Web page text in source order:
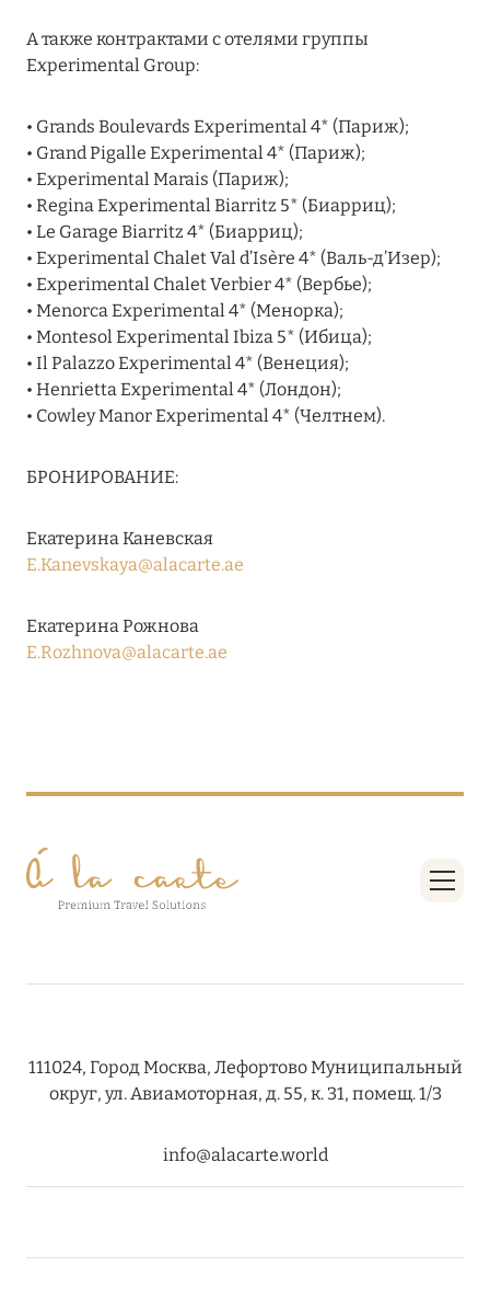
MANDARIN ORIENTAL JUMEIRA — SUITE
Подробнее
13 мая 2025
ЗАБРОНИРУЙТЕ FOUR SEASONS RESORT
DUBAI AT JUMEIRAH BEACH ПО ЛУЧШИМ
ЦЕНАМ
Подробнее
04 апреля 2025
НАПИТКОВ ДЛЯ HB И FB
MANDARIN ORIENTAL JUMEIRA, DUBAI:
СКИДКИ ДО 30 % ОТ СУММЫ КОНТРАКТА НА
RIXOS PREMIUM SAADIYAT ISLAND ABU DHABI:
КОНЦЕПЦИЯ «ВСЁ ВКЛЮЧЕНО – ВСЁ
ЭКСКЛЮЗИВНО»
HÔTEL BARRIÈRE LES NEIGES
Подробнее
А также контрактами с отелями группы
Experimental Group:
• Grands Boulevards Experimental 4* (Париж);
• Grand Pigalle Experimental 4* (Париж);
• Experimental Marais (Париж);
• Regina Experimental Biarritz 5* (Биарриц);
• Le Garage Biarritz 4* (Биарриц);
• Experimental Chalet Val d’Isère 4* (Валь-д’Изер);
• Experimental Chalet Verbier 4* (Вербье);
• Menorca Experimental 4* (Менорка);
• Montesol Experimental Ibiza 5* (Ибица);
• Il Palazzo Experimental 4* (Венеция);
• Henrietta Experimental 4* (Лондон);
• Cowley Manor Experimental 4* (Челтнем).
БРОНИРОВАНИЕ:
Екатерина Каневская
E.Kanevskaya@alacarte.ae
Екатерина Рожнова
E.Rozhnova@alacarte.ae
111024, Город Москва, Лефортово Муниципальный
округ, ул. Авиамоторная, д. 55, к. 31, помещ. 1/3
info@alacarte.world